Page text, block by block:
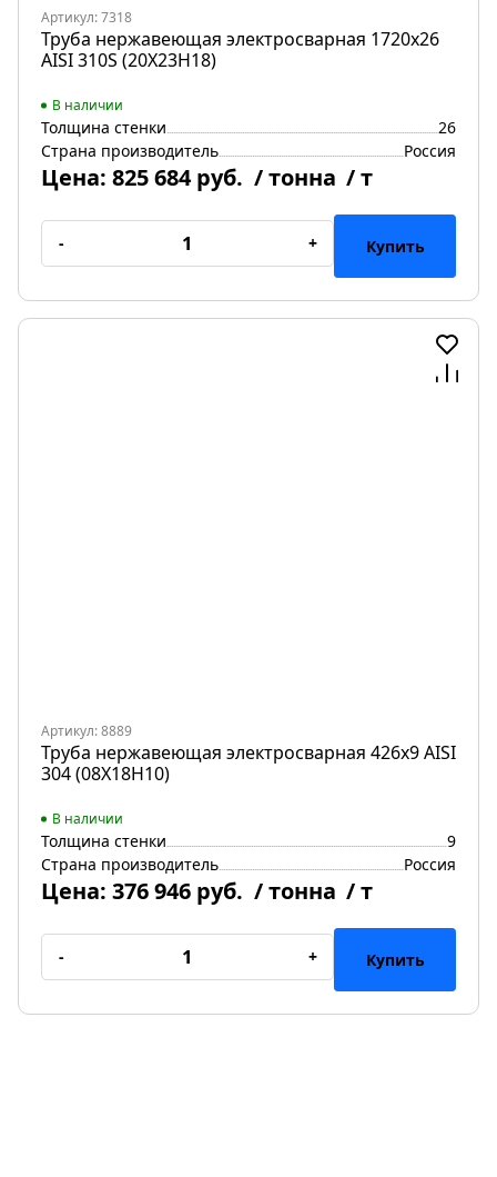
Артикул: 7318
Труба нержавеющая электросварная 1720х26
AISI 310S (20Х23Н18)
В наличии
Толщина стенки
26
Страна производитель
Россия
Цена: 825 684 руб. / тонна / т
- + Купить
Артикул: 8889
Труба нержавеющая электросварная 426х9 AISI
304 (08Х18Н10)
В наличии
Толщина стенки
9
Страна производитель
Россия
Цена: 376 946 руб. / тонна / т
- + Купить